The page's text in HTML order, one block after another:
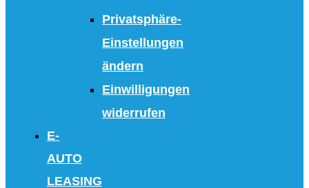
Privatsphäre-
Einstellungen
ändern
Einwilligungen
widerrufen
E-
AUTO
LEASING